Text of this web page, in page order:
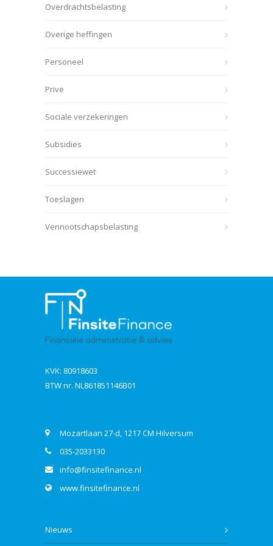
Overdrachtsbelasting
Overige heffingen
Personeel
Prive
Sociale verzekeringen
Subsidies
Successiewet
Toeslagen
Vennootschapsbelasting
KVK: 80918603
BTW nr. NL861851146B01
Mozartlaan 27-d, 1217 CM Hilversum
035-2033130
info@finsitefinance.nl
www.finsitefinance.nl
Nieuws